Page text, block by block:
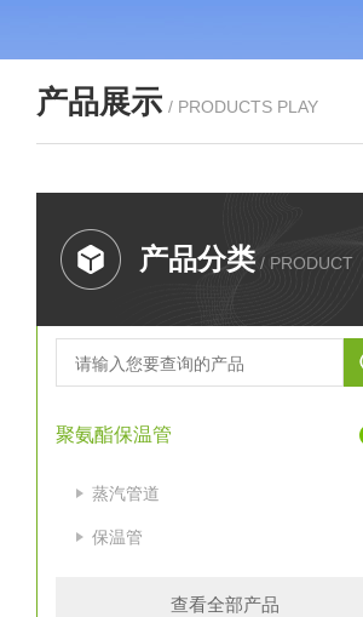
产品展示 / PRODUCTS PLAY
产品分类 / PRODUCT
聚氨酯保温管
蒸汽管道
保温管
查看全部产品